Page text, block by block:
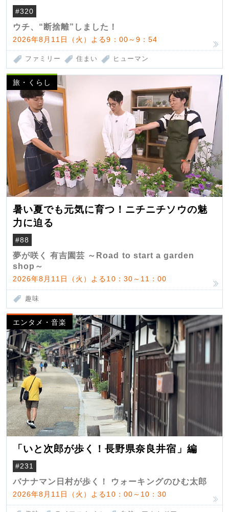
#320
ウチ、“断捨離”しました！
2026年8月11日（火）よる9：00～9：54
ファミリー 住まい ヒューマン
旅・くらし
暑い夏でも元気に育つ！ニチニチソウの魅
力に迫る
#88
夢が咲く 有吉園芸 ～Road to start a garden
shop～
2026年8月11日（火）よる10：30～11：00
趣味
エンタメ・音楽
「いと次郎が歩く！長野県奈良井宿」編
#231
バナナマン日村が歩く！ ウォーキングのひむ太郎
2026年8月11日（火）よる10：00～10：30